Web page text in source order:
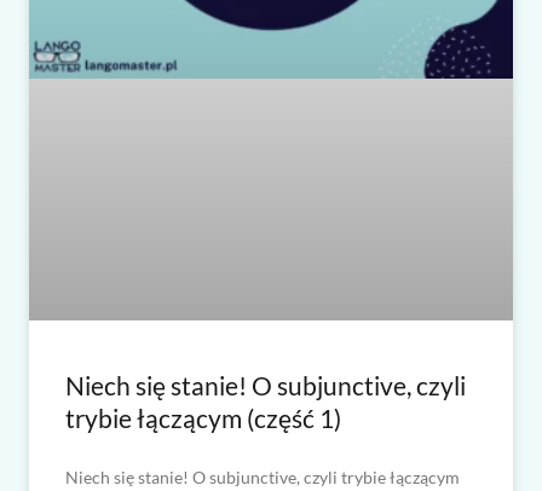
Niech się stanie! O subjunctive, czyli
trybie łączącym (część 1)
Niech się stanie! O subjunctive, czyli trybie łączącym